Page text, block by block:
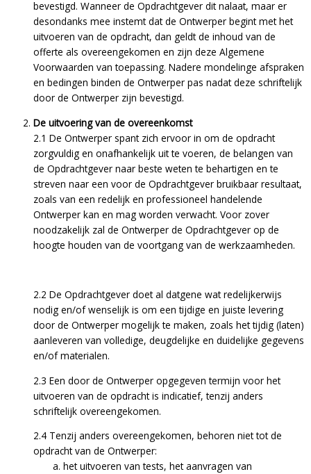
bevestigd. Wanneer de Opdrachtgever dit nalaat, maar er
desondanks mee instemt dat de Ontwerper begint met het
uitvoeren van de opdracht, dan geldt de inhoud van de
offerte als overeengekomen en zijn deze Algemene
Voorwaarden van toepassing. Nadere mondelinge afspraken
en bedingen binden de Ontwerper pas nadat deze schriftelijk
door de Ontwerper zijn bevestigd.
De uitvoering van de overeenkomst
2.1 De Ontwerper spant zich ervoor in om de opdracht
zorgvuldig en onafhankelijk uit te voeren, de belangen van
de Opdrachtgever naar beste weten te behartigen en te
streven naar een voor de Opdrachtgever bruikbaar resultaat,
zoals van een redelijk en professioneel handelende
Ontwerper kan en mag worden verwacht. Voor zover
noodzakelijk zal de Ontwerper de Opdrachtgever op de
hoogte houden van de voortgang van de werkzaamheden.
2.2 De Opdrachtgever doet al datgene wat redelijkerwijs
nodig en/of wenselijk is om een tijdige en juiste levering
door de Ontwerper mogelijk te maken, zoals het tijdig (laten)
aanleveren van volledige, deugdelijke en duidelijke gegevens
en/of materialen.
2.3 Een door de Ontwerper opgegeven termijn voor het
uitvoeren van de opdracht is indicatief, tenzij anders
schriftelijk overeengekomen.
2.4 Tenzij anders overeengekomen, behoren niet tot de
opdracht van de Ontwerper:
a. het uitvoeren van tests, het aanvragen van